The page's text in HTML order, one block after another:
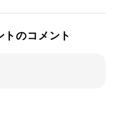
トのコメント